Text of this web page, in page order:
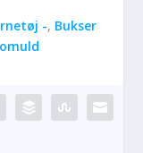
-, Bukser